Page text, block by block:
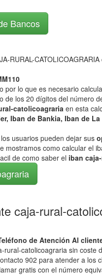
Bancos
RURAL-CATOLICOAGRARIA
por lo que es necesario
de los 20 dígitos del número
catolicoagraria en esta
Iban de Bankia, Iban de
usuarios pueden dejar sus
mostramos como calcular el
de como saber el iban
caja-rural-
de Atención Al
catolicoagraria sin coste
902 para atender a los
gratis con el número